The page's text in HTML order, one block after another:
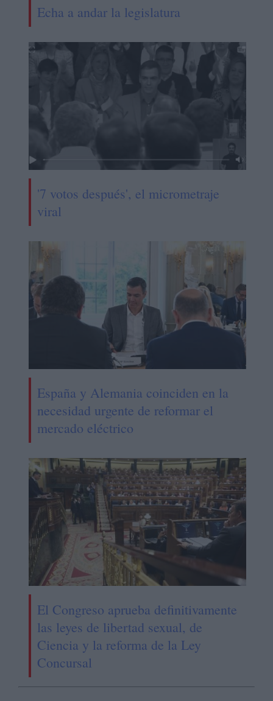
Echa a andar la legislatura
'7 votos después', el micrometraje
viral
España y Alemania coinciden en la
necesidad urgente de reformar el
mercado eléctrico
El Congreso aprueba definitivamente
las leyes de libertad sexual, de
Ciencia y la reforma de la Ley
Concursal